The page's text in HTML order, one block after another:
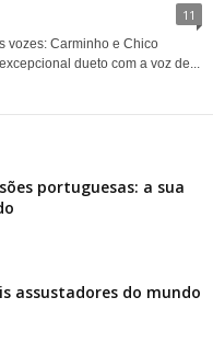
11
vozes: Carminho e Chico
dueto com a voz de...
portuguesas: a sua
assustadores do mundo